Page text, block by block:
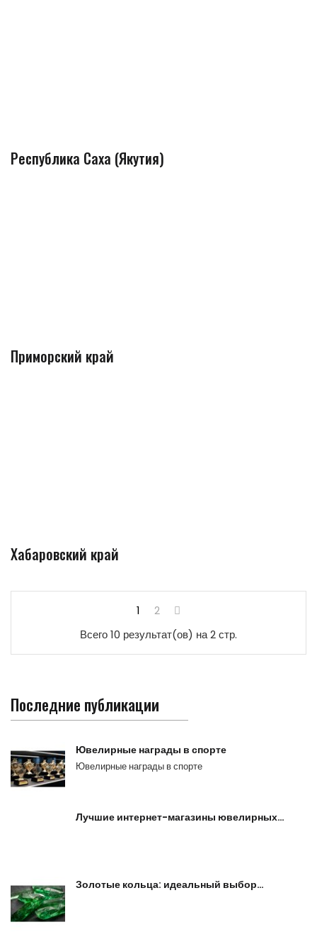
Последние публикации
Ювелирные награды в спорте
Ювелирные награды в спорте
Лучшие интернет-магазины ювелирных…
Золотые кольца: идеальный выбор…
Республика Саха (Якутия)
Приморский край
Хабаровский край
1
2
Всего 10 результат(ов) на 2 стр.